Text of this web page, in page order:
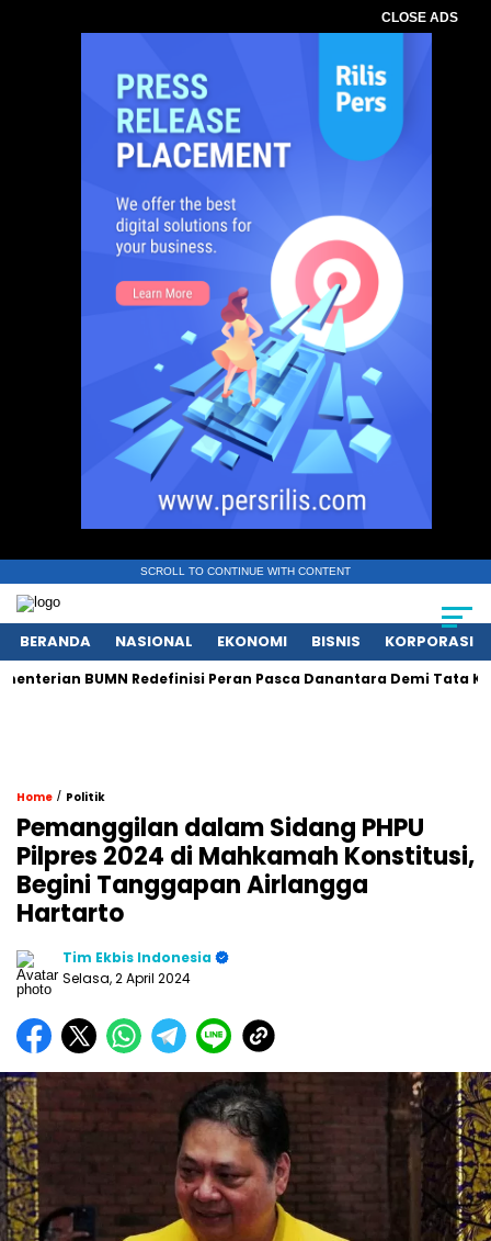
CLOSE ADS
SCROLL TO CONTINUE WITH CONTENT
BERANDA NASIONAL EKONOMI BISNIS KORPORASI
BUMN Redefinisi Peran Pasca Danantara Demi Tata Kelola
Home / Politik
Pemanggilan dalam Sidang PHPU
Pilpres 2024 di Mahkamah Konstitusi,
Begini Tanggapan Airlangga
Hartarto
Tim Ekbis Indonesia
Selasa, 2 April 2024